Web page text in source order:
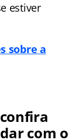
estiver
sobre a
com o